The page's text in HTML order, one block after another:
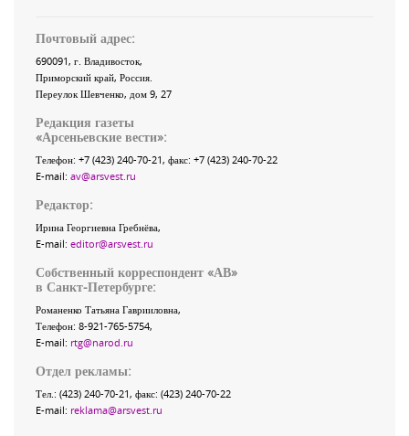
Почтовый адрес:
690091, г. Владивосток,
Приморский край, Россия
Переулок Шевченко, дом 9, 27
Редакция газеты
«Арсеньевские вести»:
Телефон: +7 (423) 240-70-21, факс: +7 (423) 240-70-22
E-mail: av@arsvest.ru
Редактор:
Ирина Георгиевна Гребнёва,
E-mail: editor@arsvest.ru
Собственный корреспондент «АВ»
в Санкт-Петербурге:
Романенко Татьяна Гаврииловна,
Телефон: 8-921-765-5754,
E-mail: rtg@narod.ru
Отдел рекламы:
Тел.: (423) 240-70-21, факс: (423) 240-70-22
E-mail: reklama@arsvest.ru